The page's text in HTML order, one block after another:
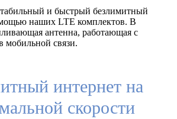
и быстрый безлимитный
наших LTE комплектов. В
антенна, работающая с
мобильной связи.
интернет на
скорости